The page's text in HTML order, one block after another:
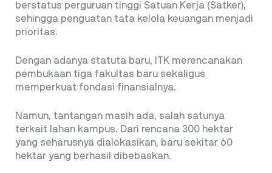
berstatus perguruan tinggi Satuan Kerja (Satker),
sehingga penguatan tata kelola keuangan menjadi
prioritas.
Dengan adanya statuta baru, ITK merencanakan
pembukaan tiga fakultas baru sekaligus
memperkuat fondasi finansialnya.
Namun, tantangan masih ada, salah satunya
terkait lahan kampus. Dari rencana 300 hektar
yang seharusnya dialokasikan, baru sekitar 60
hektar yang berhasil dibebaskan.